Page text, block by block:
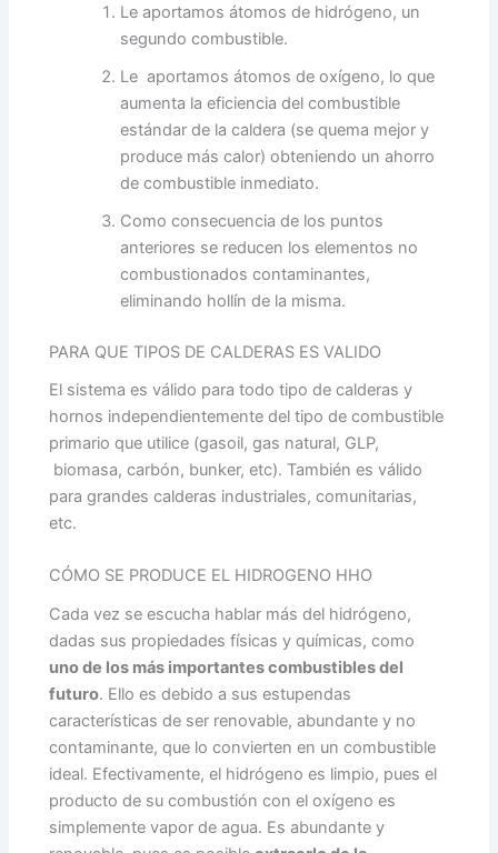
Le aportamos átomos de hidrógeno, un
segundo combustible.
Le aportamos átomos de oxígeno, lo que
aumenta la eficiencia del combustible
estándar de la caldera (se quema mejor y
produce más calor) obteniendo un ahorro
de combustible inmediato.
Como consecuencia de los puntos
anteriores se reducen los elementos no
combustionados contaminantes,
eliminando hollín de la misma.
PARA QUE TIPOS DE CALDERAS ES VALIDO
El sistema es válido para todo tipo de calderas y
hornos independientemente del tipo de combustible
primario que utilice (gasoil, gas natural, GLP,
biomasa, carbón, bunker, etc). También es válido
para grandes calderas industriales, comunitarias,
etc.
CÓMO SE PRODUCE EL HIDROGENO HHO
Cada vez se escucha hablar más del hidrógeno,
dadas sus propiedades físicas y químicas, como
uno de los más importantes combustibles del
futuro. Ello es debido a sus estupendas
características de ser renovable, abundante y no
contaminante, que lo convierten en un combustible
ideal. Efectivamente, el hidrógeno es limpio, pues el
producto de su combustión con el oxígeno es
simplemente vapor de agua. Es abundante y